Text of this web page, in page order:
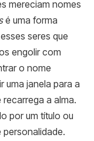
mereciam nomes
é uma forma
seres que
engolir com
o nome
uma janela para a
a alma.
por um título ou